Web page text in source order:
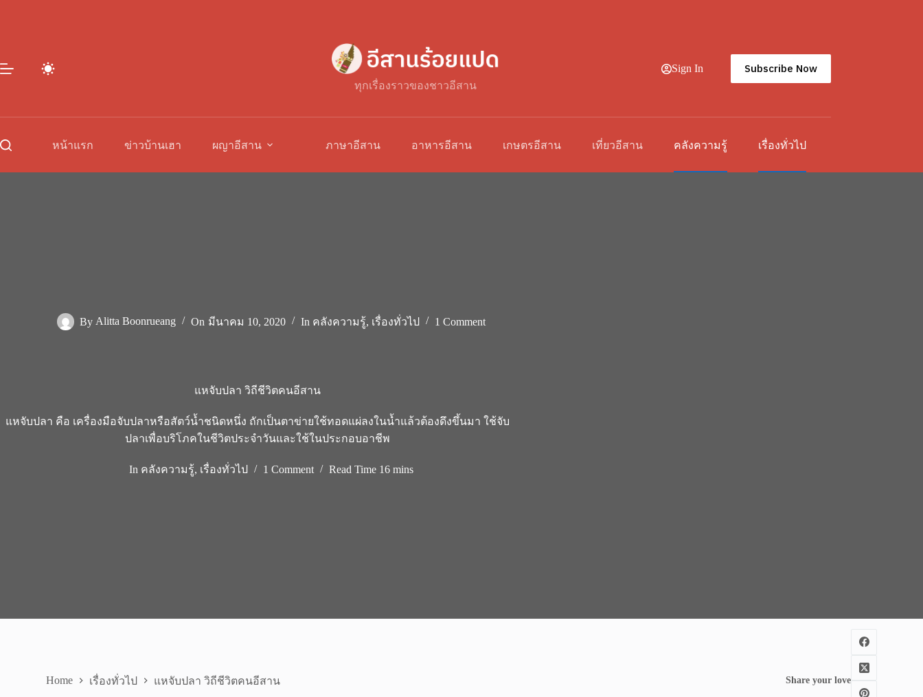
ทุกเรื่องราวของชาวอีสาน
Sign In Subscribe Now
หน้าแรก ข่าวบ้านเฮา ผญาอีสาน ภาษาอีสาน อาหารอีสาน เกษตรอีสาน เที่ยวอีสาน คลังความรู้ เรื่องทั่วไป
By Alitta Boonrueang On มีนาคม 10, 2020 In คลังความรู้, เรื่องทั่วไป 1 Comment
แหจับปลา วิถีชีวิตคนอีสาน
แหจับปลา คือ เครื่องมือจับปลาหรือสัตว์น้ำชนิดหนึ่ง ถักเป็นตาข่ายใช้ทอดแผ่ลงในน้ำแล้วต้องดึงขึ้นมา ใช้จับ
ปลาเพื่อบริโภคในชีวิตประจำวันและใช้ในประกอบอาชีพ
In คลังความรู้, เรื่องทั่วไป 1 Comment Read Time 16 mins
Home เรื่องทั่วไป แหจับปลา วิถีชีวิตคนอีสาน Share your love